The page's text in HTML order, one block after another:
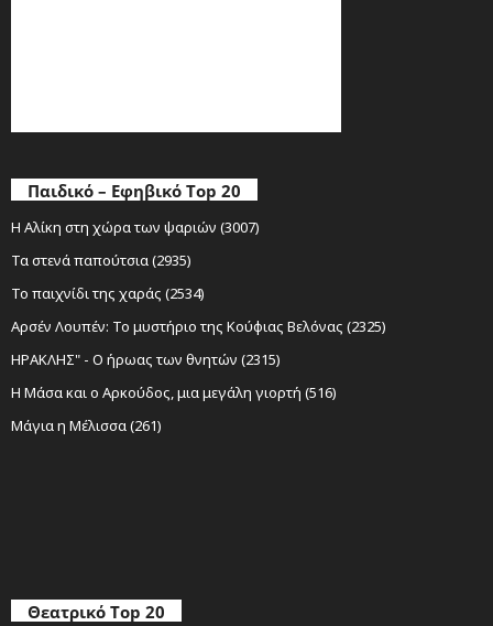
Παιδικό – Εφηβικό Top 20
Η Αλίκη στη χώρα των ψαριών (3007)
Τα στενά παπούτσια (2935)
Το παιχνίδι της χαράς (2534)
Αρσέν Λουπέν: Το μυστήριο της Κούφιας Βελόνας (2325)
ΗΡΑΚΛΗΣ" - Ο ήρωας των θνητών (2315)
Η Μάσα και ο Αρκούδος, μια μεγάλη γιορτή (516)
Μάγια η Μέλισσα (261)
Θεατρικό Top 20